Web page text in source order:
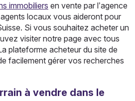
immobiliers en vente par l’agence
locaux vous aideront pour
Si vous souhaitez acheter un
visiter notre page avec tous
plateforme acheteur du site de
facilement gérer vos recherches
à vendre dans le